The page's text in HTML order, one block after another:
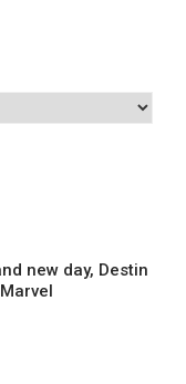
new day, Destin